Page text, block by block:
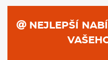
NEJLEPŠÍ